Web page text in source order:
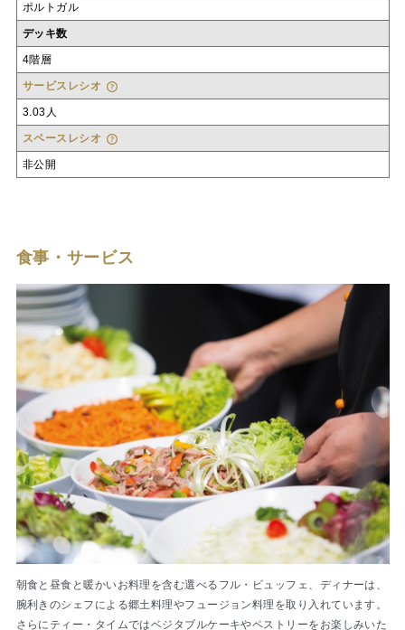
ポルトガル
デッキ数
4階層
サービスレシオ
3.03人
スペースレシオ
非公開
食事・サービス
朝食と昼食と暖かいお料理を含む選べるフル・ビュッフェ、ディナーは、
腕利きのシェフによる郷土料理やフュージョン料理を取り入れています。
さらにティー・タイムではベジタブルケーキやペストリーをお楽しみいた